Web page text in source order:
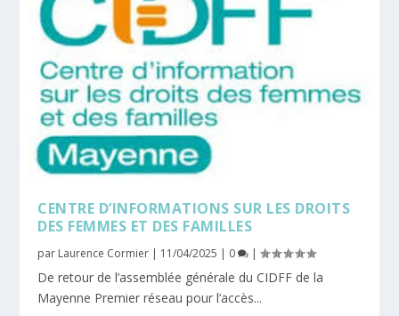
CENTRE D’INFORMATIONS SUR LES DROITS
DES FEMMES ET DES FAMILLES
par Laurence Cormier | 11/04/2025 | 0 |
De retour de l’assemblée générale du CIDFF de la
Mayenne Premier réseau pour l’accès...